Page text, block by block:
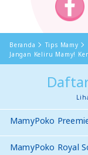
Beranda
Tips Mamy
Jangan Keliru Mamy!
MamyPoko
MamyPoko Royal